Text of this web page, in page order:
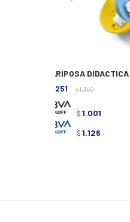
MARIPOSA
1.251 $ 1.390
$ 1.001
$ 1.126